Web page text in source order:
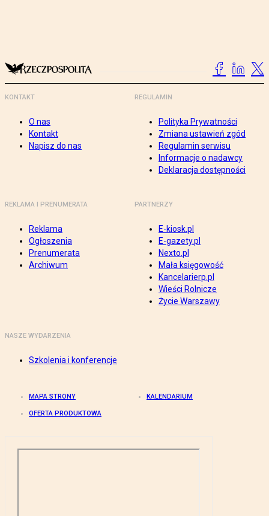
KONTAKT
O nas
Kontakt
Napisz do nas
REGULAMIN
Polityka Prywatności
Zmiana ustawień zgód
Regulamin serwisu
Informacje o nadawcy
Deklaracja dostępności
REKLAMA I PRENUMERATA
Reklama
Ogłoszenia
Prenumerata
Archiwum
PARTNERZY
E-kiosk.pl
E-gazety.pl
Nexto.pl
Mała księgowość
Kancelarierp.pl
Wieści Rolnicze
Życie Warszawy
NASZE WYDARZENIA
Szkolenia i konferencje
MAPA STRONY KALENDARIUM
OFERTA PRODUKTOWA